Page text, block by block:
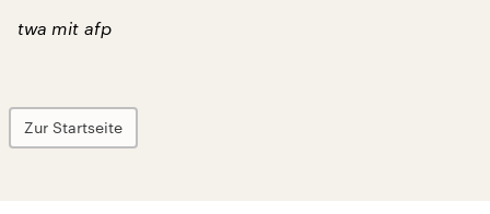
twa mit afp
Zur Startseite